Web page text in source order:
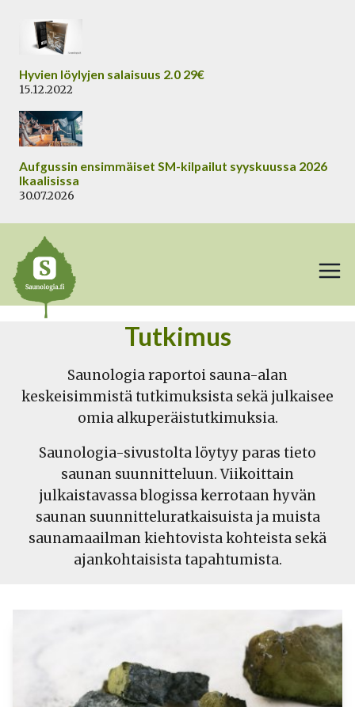
sisältöön
Hyvien löylyjen salaisuus 2.0 29€
15.12.2022
Aufgussin ensimmäiset SM-kilpailut syyskuussa 2026
Ikaalisissa
30.07.2026
Tutkimus
Saunologia raportoi sauna-alan
keskeisimmistä tutkimuksista sekä julkaisee
omia alkuperäistutkimuksia.
Saunologia-sivustolta löytyy paras tieto
saunan suunnitteluun. Viikoittain
julkaistavassa blogissa kerrotaan hyvän
saunan suunnitteluratkaisuista ja muista
saunamaailman kiehtovista kohteista sekä
ajankohtaisista tapahtumista.